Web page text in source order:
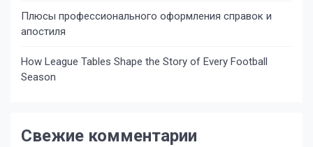
Плюсы профессионального оформления справок и
апостиля
How League Tables Shape the Story of Every Football
Season
Свежие комментарии